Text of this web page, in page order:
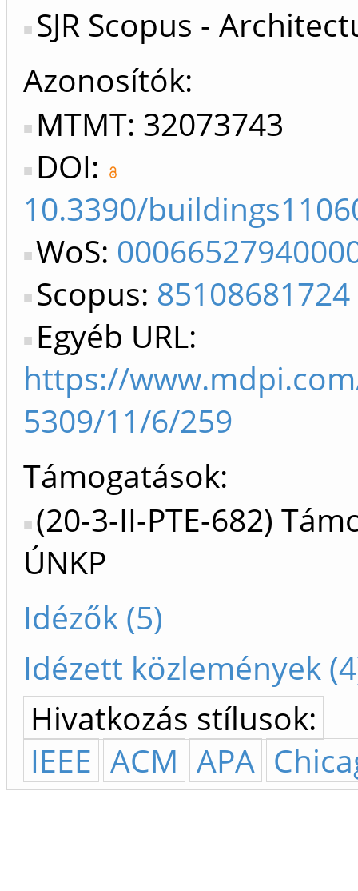
SJR Scopus -
Azonosítók
MTMT: 32073743
DOI:
10.3390/
WoS:
Scopus: 85108681724
Egyéb URL:
https://
5309/11/6/259
Támogatások:
(20-3-II-PTE-682)
ÚNKP
Idézők (5)
Idézett közlemények
Hivatkozás stílusok:
IEEE ACM APA